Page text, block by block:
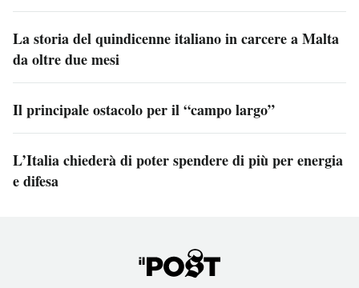
La storia del quindicenne italiano in carcere a Malta
da oltre due mesi
Il principale ostacolo per il “campo largo”
L’Italia chiederà di poter spendere di più per energia
e difesa